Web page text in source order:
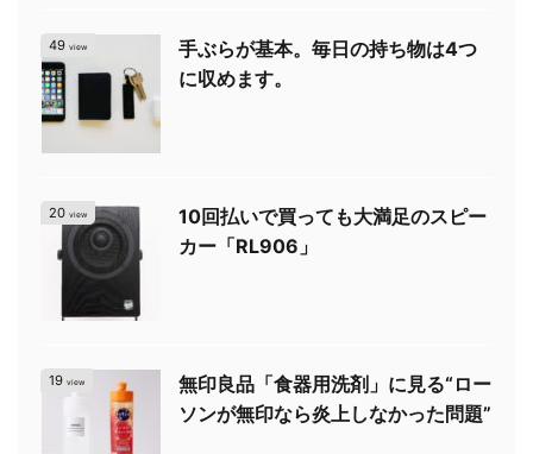
49 view
手ぶらが基本。毎日の持ち物は4つ
に収めます。
20 view
10回払いで買っても大満足のスピー
カー「RL906」
19 view
無印良品「食器用洗剤」に見る“ロー
ソンが無印なら炎上しなかった問題”